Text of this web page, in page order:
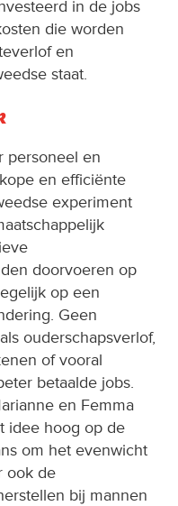
in de jobs
die worden
en
staat.
personeel en
en efficiënte
experiment
doorvoeren op
op een
Geen
ouderschapsverlof,
of vooral
betaalde jobs.
en Femma
idee hoog op de
om het evenwicht
ook de
bij mannen